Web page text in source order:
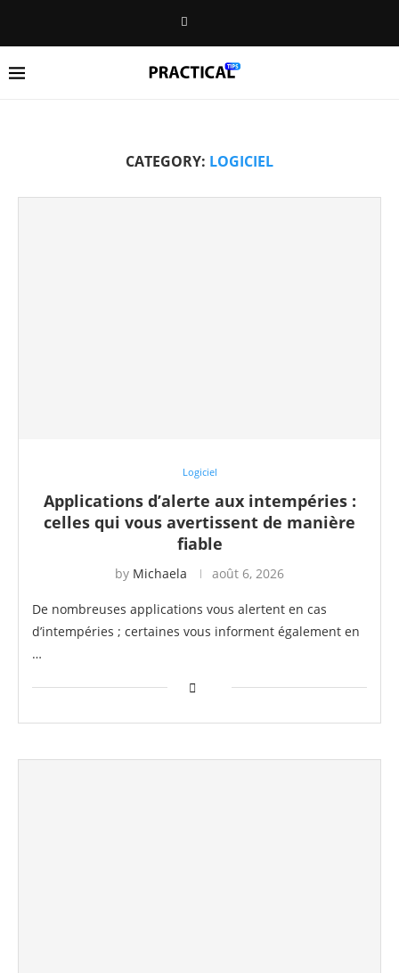
CATEGORY: LOGICIEL
Logiciel
Applications d’alerte aux intempéries :
celles qui vous avertissent de manière
fiable
by Michaela août 6, 2026
De nombreuses applications vous alertent en cas
d’intempéries ; certaines vous informent également en
…